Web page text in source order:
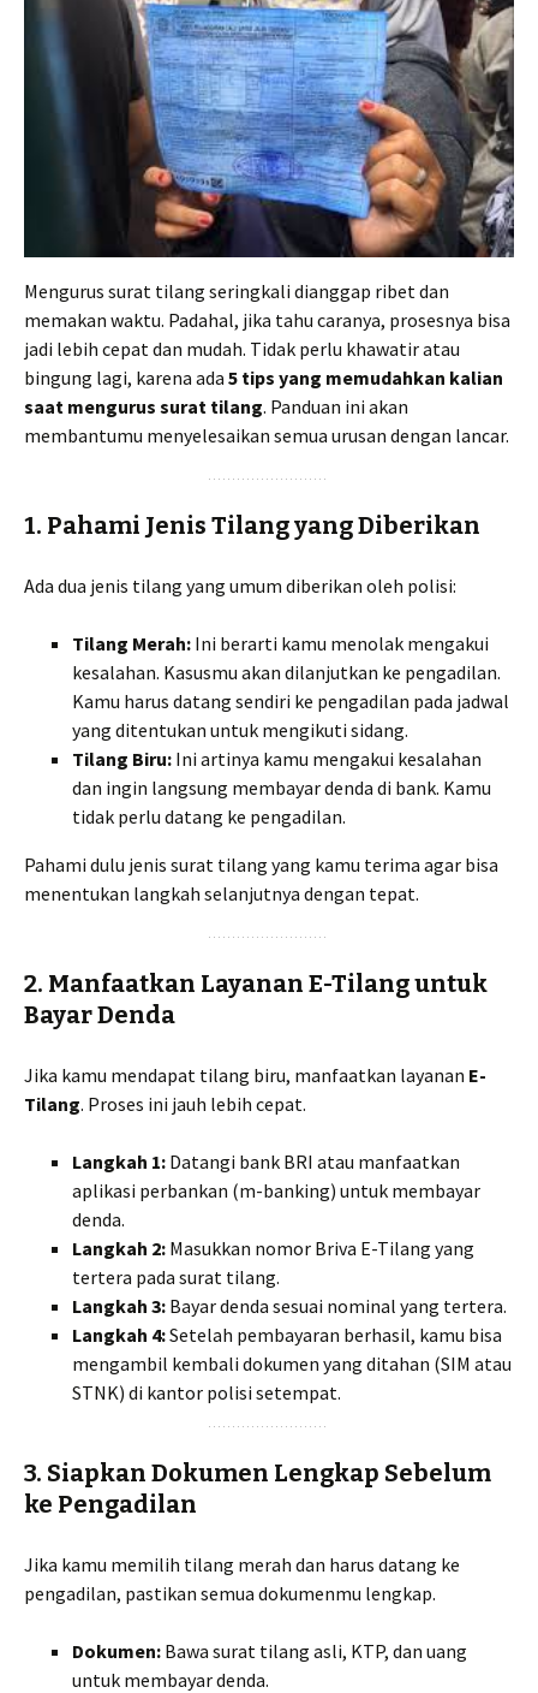
Mengurus surat tilang seringkali dianggap ribet dan
memakan waktu. Padahal, jika tahu caranya, prosesnya bisa
jadi lebih cepat dan mudah. Tidak perlu khawatir atau
bingung lagi, karena ada 5 tips yang memudahkan kalian
saat mengurus surat tilang. Panduan ini akan
membantumu menyelesaikan semua urusan dengan lancar.
1. Pahami Jenis Tilang yang Diberikan
Ada dua jenis tilang yang umum diberikan oleh polisi:
Tilang Merah: Ini berarti kamu menolak mengakui
kesalahan. Kasusmu akan dilanjutkan ke pengadilan.
Kamu harus datang sendiri ke pengadilan pada jadwal
yang ditentukan untuk mengikuti sidang.
Tilang Biru: Ini artinya kamu mengakui kesalahan
dan ingin langsung membayar denda di bank. Kamu
tidak perlu datang ke pengadilan.
Pahami dulu jenis surat tilang yang kamu terima agar bisa
menentukan langkah selanjutnya dengan tepat.
2. Manfaatkan Layanan E-Tilang untuk
Bayar Denda
Jika kamu mendapat tilang biru, manfaatkan layanan E-
Tilang. Proses ini jauh lebih cepat.
Langkah 1: Datangi bank BRI atau manfaatkan
aplikasi perbankan (m-banking) untuk membayar
denda.
Langkah 2: Masukkan nomor Briva E-Tilang yang
tertera pada surat tilang.
Langkah 3: Bayar denda sesuai nominal yang tertera.
Langkah 4:Setelah pembayaran berhasil, kamu bisa
mengambil kembali dokumen yang ditahan (SIM atau
STNK) di kantor polisi setempat.
3. Siapkan Dokumen Lengkap Sebelum
ke Pengadilan
Jika kamu memilih tilang merah dan harus datang ke
pengadilan, pastikan semua dokumenmu lengkap.
Dokumen: Bawa surat tilang asli, KTP, dan uang
untuk membayar denda.